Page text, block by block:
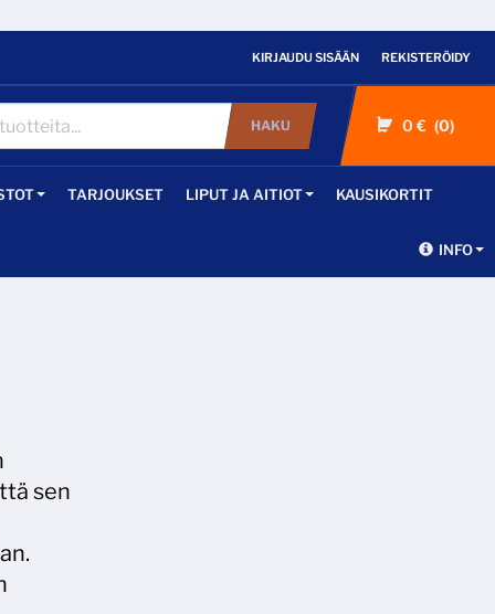
KIRJAUDU SISÄÄN REKISTERÖIDY
HAKU 0 € 0
TARJOUKSET LIPUT JA AITIOT KAUSIKORTIT
INFO
sen